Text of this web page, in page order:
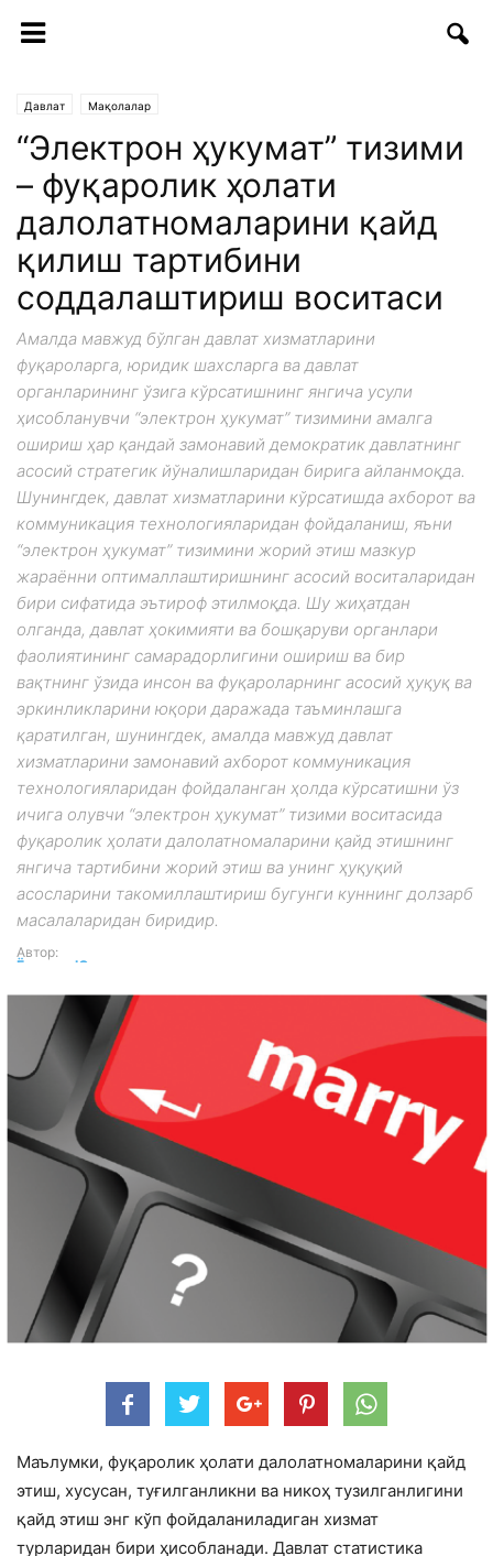
Давлат Мақолалар
“Электрон ҳукумат” тизими
– фуқаролик ҳолати
далолатномаларини қайд
қилиш тартибини
соддалаштириш воситаси
Амалда мавжуд бўлган давлат хизматларини
фуқароларга, юридик шахсларга ва давлат
органларининг ўзига кўрсатишнинг янгича усули
ҳисобланувчи “электрон ҳукумат” тизимини амалга
ошириш ҳар қандай замонавий демократик давлатнинг
асосий стратегик йўналишларидан бирига айланмоқда.
Шунингдек, давлат хизматларини кўрсатишда ахборот ва
коммуникация технологияларидан фойдаланиш, яъни
“электрон ҳукумат” тизимини жорий этиш мазкур
жараённи оптималлаштиришнинг асосий воситаларидан
бири сифатида эътироф этилмоқда. Шу жиҳатдан
олганда, давлат ҳокимияти ва бошқаруви органлари
фаолиятининг самарадорлигини ошириш ва бир
вақтнинг ўзида инсон ва фуқароларнинг асосий ҳуқуқ ва
эркинликларини юқори даражада таъминлашга
қаратилган, шунингдек, амалда мавжуд давлат
хизматларини замонавий ахборот коммуникация
технологияларидан фойдаланган ҳолда кўрсатишни ўз
ичига олувчи “электрон ҳукумат” тизими воситасида
фуқаролик ҳолати далолатномаларини қайд этишнинг
янгича тартибини жорий этиш ва унинг ҳуқуқий
асосларини такомиллаштириш бугунги куннинг долзарб
масалаларидан биридир.
Автор:
Ёқутхон Юсупова
Маълумки, фуқаролик ҳолати далолатномаларини қайд
этиш, хусусан, туғилганликни ва никоҳ тузилганлигини
қайд этиш энг кўп фойдаланиладиган хизмат
турларидан бири ҳисобланади. Давлат статистика